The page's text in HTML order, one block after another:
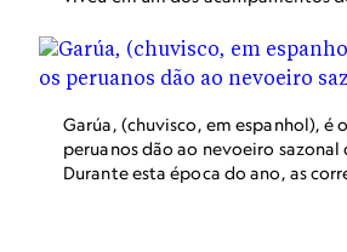
por um preço elevado. Agora, o
industrial é presidente de uma
fins lucrativos que ajuda outras
criar seus próprios coletores de
Garúa, (chuvisco, em espanhol), é
peruanos dão ao nevoeiro sazonal
Durante esta época do ano, as